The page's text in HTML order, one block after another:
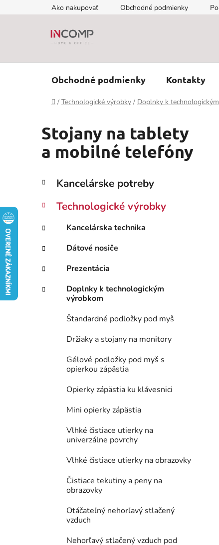
na
Ako nakupovať Obchodné podmienky
Obchodné podmienky Kontakty
Domov
/ Technologické výrobky / Doplnky k
Stojany na tablety
a mobilné telefóny
B
č
ý
p
a
n
l
Preskočiť
kategórie
K
a
e
ó
i
e
Kancelárske potreby
Technologické výrobky
Kancelárska technika
Dátové nosiče
Prezentácia
Doplnky k technologickým
výrobkom
Štandardné podložky pod myš
Držiaky a stojany na monitory
Gélové podložky pod myš s
opierkou zápästia
Opierky zápästia ku klávesnici
Mini opierky zápästia
Vlhké čistiace utierky na
univerzálne povrchy
Vlhké čistiace utierky na obrazovky
Čistiace tekutiny a peny na
obrazovky
Otáčateľný nehorľavý stlačený
vzduch
Nehorľavý stlačený vzduch pod